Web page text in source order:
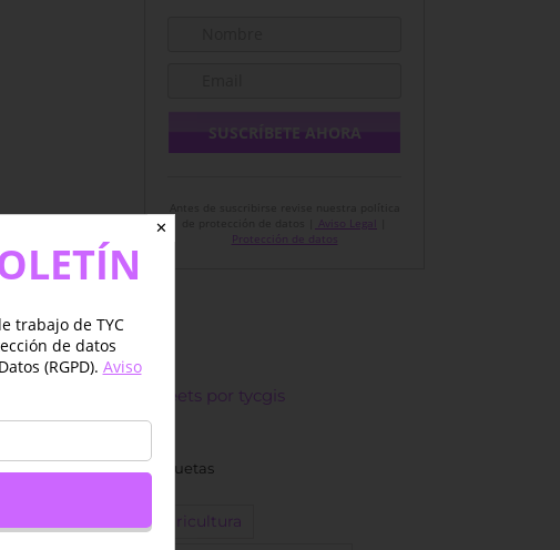
Aviso Legal
Protección de datos
Tweets por tycgis
Etiquetas
agricultura
✕
trabajo de TYC
de datos
(RGPD). Aviso